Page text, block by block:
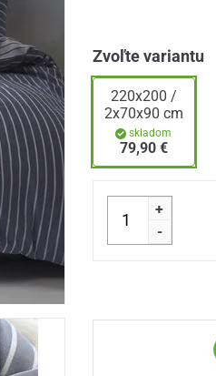
Zvoľte variantu
220x200 /
2x70x90 cm
skladom
79,90 €
+
-